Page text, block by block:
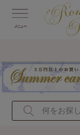
メニュー